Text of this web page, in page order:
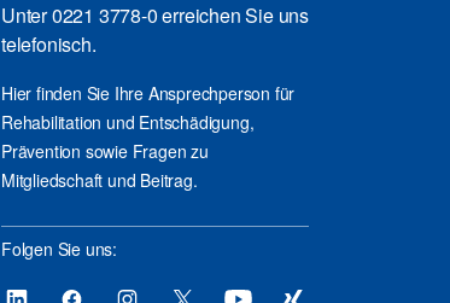
Unter 0221 3778-0 erreichen Sie uns
telefonisch.
Hier finden Sie Ihre Ansprechperson für
Rehabilitation und Entschädigung,
Prävention sowie Fragen zu
Mitgliedschaft und Beitrag.
Folgen Sie uns: